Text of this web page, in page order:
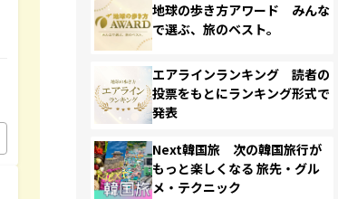
地球の歩き方アワード みんな
で選ぶ、旅のベスト。
エアラインランキング 読者の
投票をもとにランキング形式で
発表
Next韓国旅 次の韓国旅行が
もっと楽しくなる 旅先・グル
メ・テクニック